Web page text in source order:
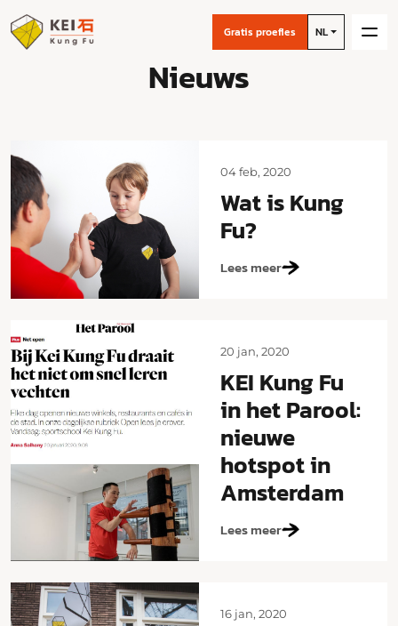
Gratis proefles NL
Nieuws
04 feb, 2020
Wat is Kung
Fu?
Lees meer
20 jan, 2020
KEI Kung Fu
in het Parool:
nieuwe
hotspot in
Amsterdam
Lees meer
16 jan, 2020